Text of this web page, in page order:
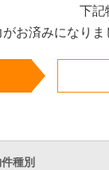
下記
お済みになり
種別